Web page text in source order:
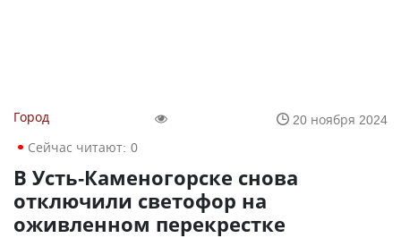
Город
20 ноября 2024
Сейчас читают: 0
В Усть-Каменогорске снова
отключили светофор на
оживленном перекрестке